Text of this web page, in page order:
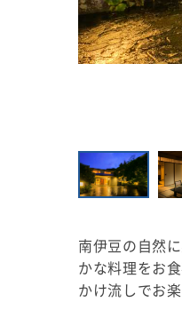
南伊豆の自然
かな料理をお
かけ流しでお